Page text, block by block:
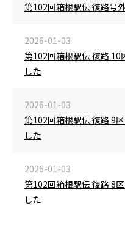
第102回箱根駅伝 復路号
2026-01-03
第102回箱根駅伝 復路 10
した
2026-01-03
第102回箱根駅伝 復路 9
した
2026-01-03
第102回箱根駅伝 復路 8
した